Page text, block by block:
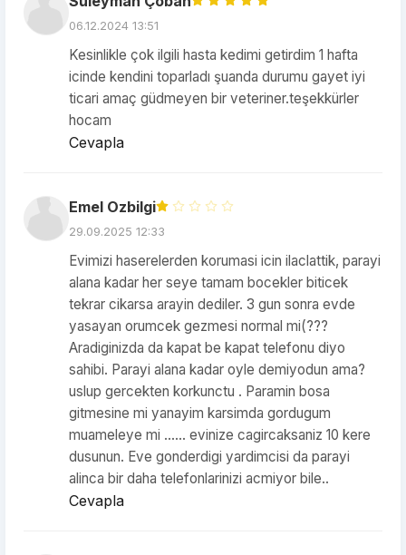
06.12.2024 13:51
Kesinlikle çok ilgili hasta kedimi getirdim 1 hafta
icinde kendini toparladı şuanda durumu gayet iyi
ticari amaç güdmeyen bir veteriner.teşekkürler
hocam
Cevapla
Emel Ozbilgi
29.09.2025 12:33
Evimizi haserelerden korumasi icin ilaclattik, parayi
alana kadar her seye tamam bocekler biticek
tekrar cikarsa arayin dediler. 3 gun sonra evde
yasayan orumcek gezmesi normal mi(???
Aradiginizda da kapat be kapat telefonu diyo
sahibi. Parayi alana kadar oyle demiyodun ama?
uslup gercekten korkunctu . Paramin bosa
gitmesine mi yanayim karsimda gordugum
muameleye mi …… evinize cagircaksaniz 10 kere
dusunun. Eve gonderdigi yardimcisi da parayi
alinca bir daha telefonlarinizi acmiyor bile..
Cevapla